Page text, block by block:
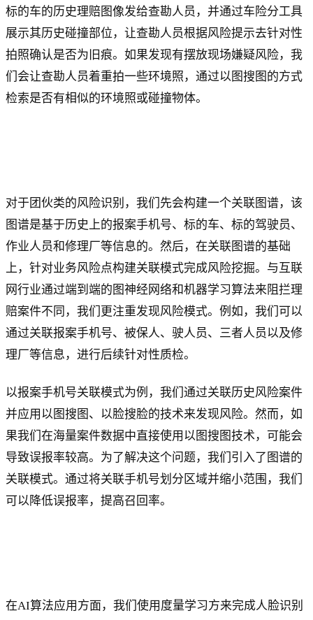
标的车的历史理赔图像发给查勘人员，并通过车险分工具
展示其历史碰撞部位，让查勘人员根据风险提示去针对性
拍照确认是否为旧痕。如果发现有摆放现场嫌疑风险，我
们会让查勘人员着重拍一些环境照，通过以图搜图的方式
检索是否有相似的环境照或碰撞物体。
对于团伙类的风险识别，我们先会构建一个关联图谱，该
图谱是基于历史上的报案手机号、标的车、标的驾驶员、
作业人员和修理厂等信息的。然后，在关联图谱的基础
上，针对业务风险点构建关联模式完成风险挖掘。与互联
网行业通过端到端的图神经网络和机器学习算法来阻拦理
赔案件不同，我们更注重发现风险模式。例如，我们可以
通过关联报案手机号、被保人、驶人员、三者人员以及修
理厂等信息，进行后续针对性质检。
以报案手机号关联模式为例，我们通过关联历史风险案件
并应用以图搜图、以脸搜脸的技术来发现风险。然而，如
果我们在海量案件数据中直接使用以图搜图技术，可能会
导致误报率较高。为了解决这个问题，我们引入了图谱的
关联模式。通过将关联手机号划分区域并缩小范围，我们
可以降低误报率，提高召回率。
在AI算法应用方面，我们使用度量学习方来完成人脸识别